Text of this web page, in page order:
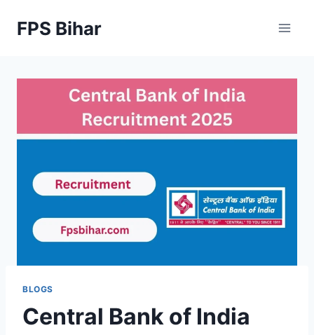
FPS Bihar
BLOGS
Central Bank of India